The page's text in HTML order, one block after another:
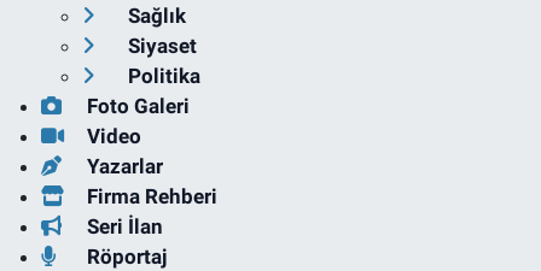
Sağlık
Siyaset
Politika
Foto Galeri
Video
Yazarlar
Firma Rehberi
Seri İlan
Röportaj